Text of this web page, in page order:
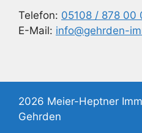
Telefon: 05108 / 878 00
E-Mail: info@gehrden-
2026 Meier-Heptner
Gehrden